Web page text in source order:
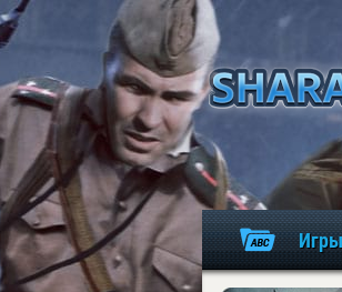
Игры